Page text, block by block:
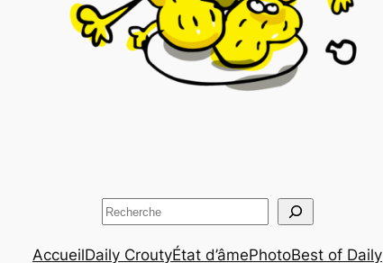
Rechercher
AccueilDaily CroutyÉtat d’âmePhotoBest of Daily